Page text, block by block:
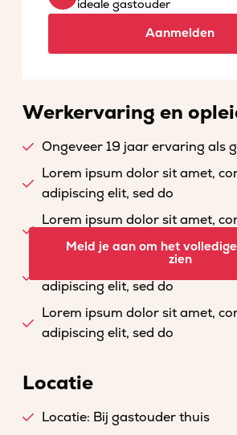
ideale gastouder
Aanmelden
Werkervaring en
Ongeveer 19 jaar ervaring als
Lorem ipsum dolor sit amet,
adipiscing elit, sed do
Lorem ipsum dolor sit amet,
adipiscing elit, sed do
Lorem ipsum dolor sit amet,
adipiscing elit, sed do
Lorem ipsum dolor sit amet,
adipiscing elit, sed do
Meld je aan om het
zien
Locatie
Locatie: Bij gastouder thuis